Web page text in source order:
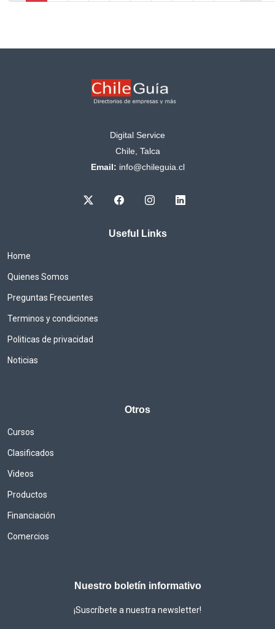
Digital Service
Chile, Talca
Email: info@chileguia.cl
Useful Links
Home
Quienes Somos
Preguntas Frecuentes
Terminos y condiciones
Politicas de privacidad
Noticias
Otros
Cursos
Clasificados
Videos
Productos
Financiación
Comercios
Nuestro boletín informativo
¡Suscríbete a nuestra newsletter!